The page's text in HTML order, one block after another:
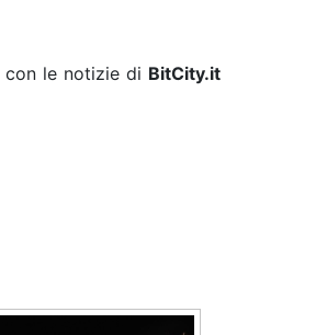
le notizie di BitCity.it